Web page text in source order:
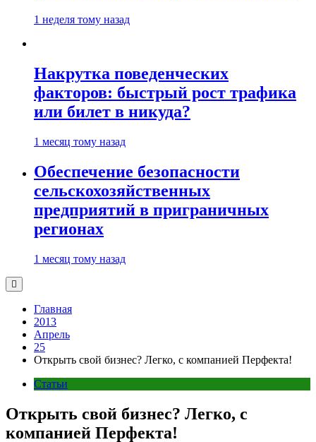
1 неделя тому назад
Накрутка поведенческих
факторов: быстрый рост трафика
или билет в никуда?
1 месяц тому назад
Обеспечение безопасности
сельскохозяйственных
предприятий в приграничных
регионах
1 месяц тому назад
Главная
2013
Апрель
25
Открыть свой бизнес? Легко, с компанией Перфекта!
Статьи
Открыть свой бизнес? Легко, с
компанией Перфекта!